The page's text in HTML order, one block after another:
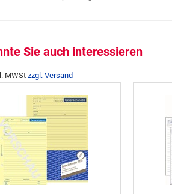
Sie auch interessieren
MWSt zzgl. Versand